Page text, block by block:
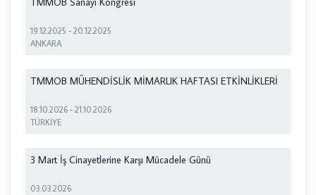
19.12.2025 -20.12.2025
ANKARA
TMMOB MÜHENDİSLİK MİMARLIK HAFTASI ETKİNLİKLERİ
18.10.2026 -21.10.2026
TÜRKİYE
3 Mart İş Cinayetlerine Karşı Mücadele Günü
03.03.2026